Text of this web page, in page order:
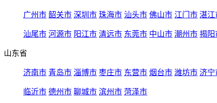
广州市 韶关市 深圳市 珠海市 汕头市 佛山市 江门市 湛江
汕尾市 河源市 阳江市 清远市 东莞市 中山市 潮州市 揭阳
山东省
济南市 青岛市 淄博市 枣庄市 东营市 烟台市 潍坊市 济宁
临沂市 德州市 聊城市 滨州市 菏泽市